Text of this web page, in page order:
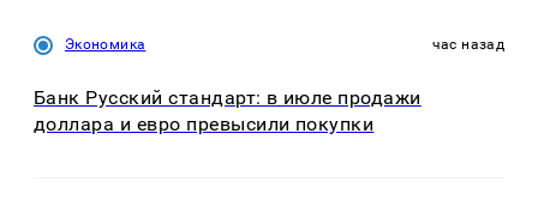
Экономика час назад
Банк Русский стандарт: в июле продажи
доллара и евро превысили покупки